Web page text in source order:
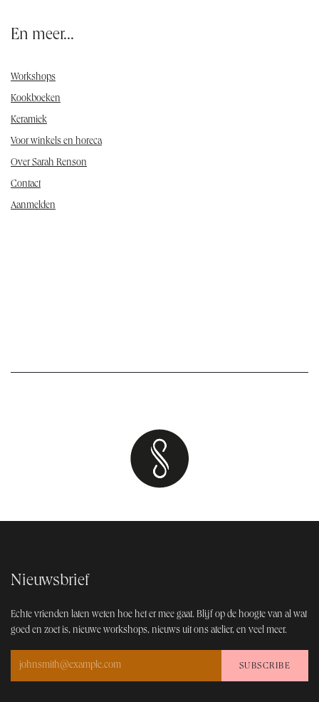
En meer...
Workshops
Kookboeken
Keramiek
Voor winkels en horeca
Over Sarah Renson
Contact
Aanmelden
Nieuwsbrief
Echte vrienden laten weten hoe het er mee gaat. Blijf op de hoogt​e van al wat
goed en zoet is, nieuwe workshops, nieuws uit ons atelier, en veel meer.
SUBSCRIBE